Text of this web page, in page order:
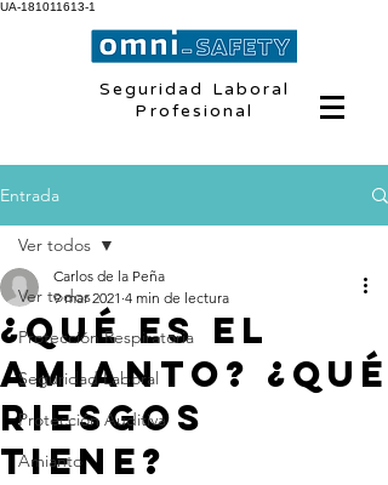
UA-181011613-1
Seguridad Laboral
Profesional
Entrada
Ver todos
Protección Respiratoria
Seguridad Laboral
Protección Auditiva
Amianto
Ver todos
¿Qué es el
amianto? ¿Qué
riesgos
tiene?
Carlos de la Peña
9 mar 2021 4 min de lectura